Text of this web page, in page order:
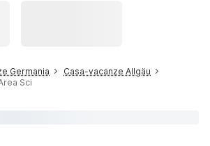
Germania
Casa-vacanze Allgäu
Sci